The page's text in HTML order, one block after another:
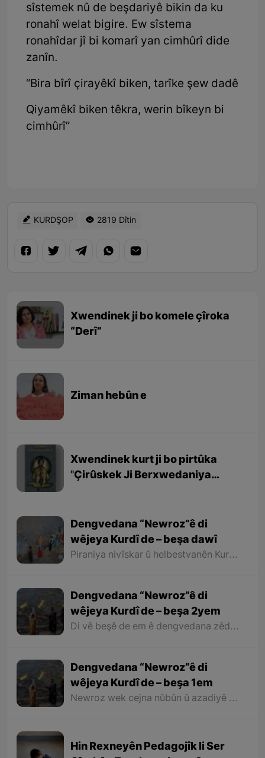
sîstemek nû de beşdariyê bikin da ku
ronahî welat bigire. Ew sîstema
ronahîdar jî bi komarî yan cimhûrî dide
zanîn.
“Bira bîrî çirayêkî biken, tarîke şew dadê
Qiyamêkî biken têkra, werin bîkeyn bi
cimhûrî”
KURDŞOP 2819 Dîtin
Xwendinek ji bo komele çîroka
“Derî”
Ziman hebûn e
Xwendinek kurt ji bo pirtûka
''Çirûskek Ji Berxwedaniya
Dengvedana “Newroz”ê di
wêjeya Kurdî de – beşa dawî
Piraniya nivîskar û helbestvanên Kurd di helbest û deqên xwe de behsa Newrozê kirine ku ji ber nebûna derfetê em ê tenê îşareyê bi çend mînak ji helbestên wan bikin. Di dawiyê de ez dixwazim bibêjim ku helbestvanên wek “Muxlîs, Ewnî, Hejar, Zarî, Elî Heseniyanî, Jîla Huseynî, Mihemed Salih Dîlan, Esîrî, Nasir Axabira, Celal Melekşa, Şêrko Bêkes û Ebdulah Paşêw” û hwd, di çend helbestên xwe de behsa Newrozê kirine û bal kişandine ser Kurdistanîbûna Newrozê.
Dengvedana “Newroz”ê di
wêjeya Kurdî de – beşa 2yem
Di vê beşê de em ê dengvedana zêdetir a Newrozê di helbest û deqên Kurdî de rabixine ber çavan. Herwisa pêwîst e em îşare bi wê yekê jî bikin ku tevî wê ku em di vê gotarê de dengvedana “Newroz”ê di edebiyata Kurdî de dibînin, em ê hin nivîskar û helbestvanên xwe binêrin ku mixabin navê hin ji wan hatiye jibîrkirin.
Dengvedana “Newroz”ê di
wêjeya Kurdî de – beşa 1em
Newroz wek cejna nûbûn û azadiyê di wêjeya Kurdî de û li cem helbestvan û nivîskarên Kurd, hertim girîngiya xwe hebûye. Helbestvan û nivîskarên Kurd di helbest û nivîsên xwe de Newroz wek bedewiyek, dergeheke azadiyê û sembola rizgariya netewî bi kar anîne. Ev mijare jî vedigere bo girêdana înkarkirî ya Kurd û Kurdistanê bi Newrozê re.
Hin Rexneyên Pedagojîk li Ser